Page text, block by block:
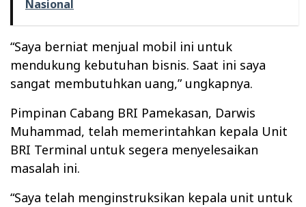
Nasional
“Saya berniat menjual mobil ini untuk
mendukung kebutuhan bisnis. Saat ini saya
sangat membutuhkan uang,” ungkapnya.
Pimpinan Cabang BRI Pamekasan, Darwis
Muhammad, telah memerintahkan kepala Unit
BRI Terminal untuk segera menyelesaikan
masalah ini.
“Saya telah menginstruksikan kepala unit untuk